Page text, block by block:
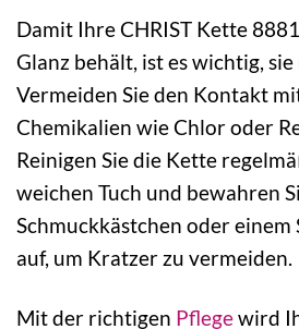
Damit Ihre CHRIST Kette
Glanz behält, ist es wichtig,
Vermeiden Sie den Kontakt
Chemikalien wie Chlor oder
Reinigen Sie die Kette
weichen Tuch und bewahren
Schmuckkästchen oder einem
auf, um Kratzer zu vermeiden.
Mit der richtigen Pflegewird